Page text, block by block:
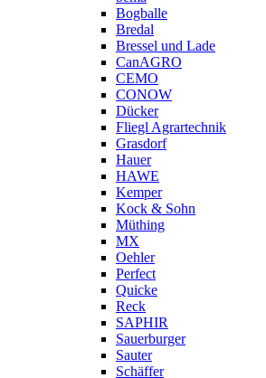
Bogballe
Bredal
Bressel und Lade
CanAGRO
CEMO
CONOW
Dücker
Fliegl Agrartechnik
Grasdorf
Hauer
HAWE
Kemper
Kock & Sohn
Müthing
MX
Oehler
Perfect
Quicke
Reck
SAPHIR
Sauerburger
Sauter
Schäffer